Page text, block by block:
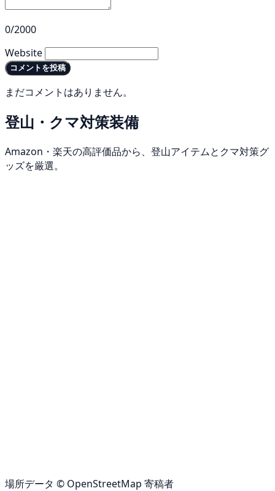
0/2000
Website
コメントを投稿
まだコメントはありません。
登山・クマ対策装備
Amazon・楽天の高評価品から、登山アイテムとクマ対策グ
ッズを厳選。
場所データ © OpenStreetMap 寄稿者